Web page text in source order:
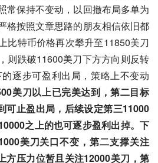
常保持不变动，以回撤布局多单为
格按照文章思路的朋友相信依旧都
比特币价格再次攀升至11850美刀
则跌破11600美刀下方方向则反转
逐步可盈利出局，策略上不变动
美刀以上已完美达到，第二目标
可止盈出局，后续设定第三11000
之上的也可逐步盈利出掉。下
美刀关口不变，第二支撑关注
方压力位暂且关注12000美刀，第